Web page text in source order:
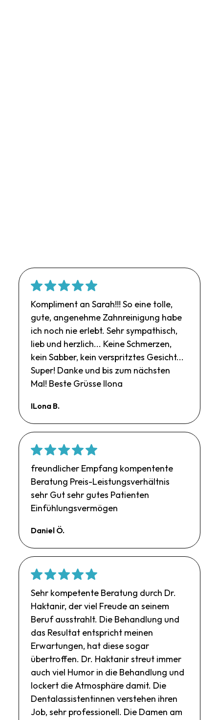
Kompliment an Sarah!!! So eine tolle,
gute, angenehme Zahnreinigung habe
ich noch nie erlebt. Sehr sympathisch,
lieb und herzlich... Keine Schmerzen,
kein Sabber, kein verspritztes Gesicht...
Super! Danke und bis zum nächsten
Mal! Beste Grüsse Ilona
ILona B.
freundlicher Empfang kompentente
Beratung Preis-Leistungsverhältnis
sehr Gut sehr gutes Patienten
Einfühlungsvermögen
Daniel Ö.
Sehr kompetente Beratung durch Dr.
Haktanir, der viel Freude an seinem
Beruf ausstrahlt. Die Behandlung und
das Resultat entspricht meinen
Erwartungen, hat diese sogar
übertroffen. Dr. Haktanir streut immer
auch viel Humor in die Behandlung und
lockert die Atmosphäre damit. Die
Dentalassistentinnen verstehen ihren
Job, sehr professionell. Die Damen am